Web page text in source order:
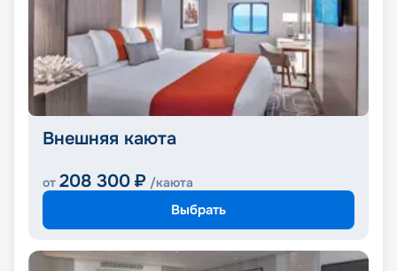
Внешняя каюта
от 208 300 ₽ /каюта
Выбрать